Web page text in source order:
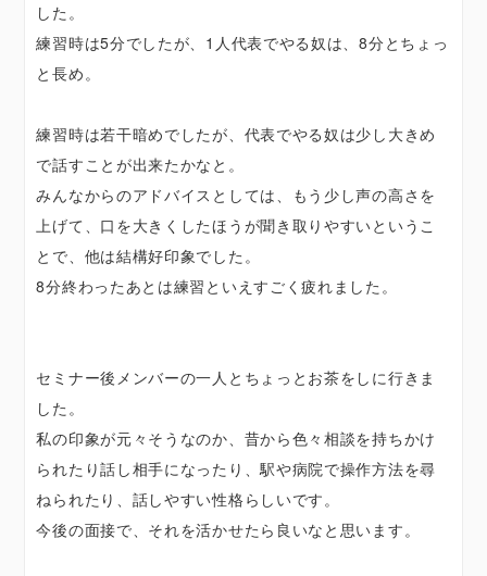
した。
練習時は5分でしたが、1人代表でやる奴は、8分とちょっ
と長め。
練習時は若干暗めでしたが、代表でやる奴は少し大きめ
で話すことが出来たかなと。
みんなからのアドバイスとしては、もう少し声の高さを
上げて、口を大きくしたほうが聞き取りやすいというこ
とで、他は結構好印象でした。
8分終わったあとは練習といえすごく疲れました。
セミナー後メンバーの一人とちょっとお茶をしに行きま
した。
私の印象が元々そうなのか、昔から色々相談を持ちかけ
られたり話し相手になったり、駅や病院で操作方法を尋
ねられたり、話しやすい性格らしいです。
今後の面接で、それを活かせたら良いなと思います。